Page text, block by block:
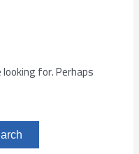
for. Perhaps